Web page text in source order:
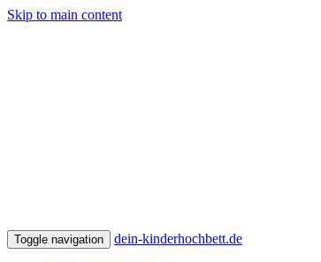
Skip to main content
Toggle navigation dein-kinderhochbett.de